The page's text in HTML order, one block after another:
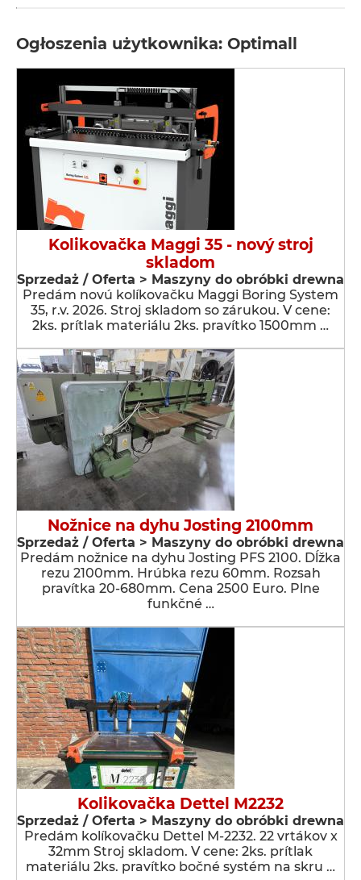
Ogłoszenia użytkownika: Optimall
Kolikovačka Maggi 35 - nový stroj
skladom
Sprzedaż / Oferta > Maszyny do obróbki drewna
Predám novú kolíkovačku Maggi Boring System
35, r.v. 2026. Stroj skladom so zárukou. V cene:
2ks. prítlak materiálu 2ks. pravítko 1500mm …
Nožnice na dyhu Josting 2100mm
Sprzedaż / Oferta > Maszyny do obróbki drewna
Predám nožnice na dyhu Josting PFS 2100. Dĺžka
rezu 2100mm. Hrúbka rezu 60mm. Rozsah
pravítka 20-680mm. Cena 2500 Euro. Plne
funkčné …
Kolikovačka Dettel M2232
Sprzedaż / Oferta > Maszyny do obróbki drewna
Predám kolíkovačku Dettel M-2232. 22 vrtákov x
32mm Stroj skladom. V cene: 2ks. prítlak
materiálu 2ks. pravítko bočné systém na skru …